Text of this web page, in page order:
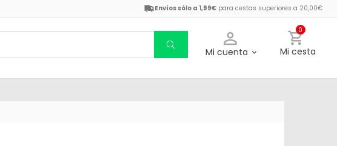
Envíos sólo a 1,99€ para cestas superiores a 20,00€
Mi cuenta
0
Mi cesta